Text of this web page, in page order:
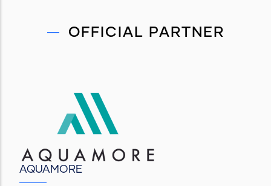
OFFICIAL PARTNER
AQUAMORE